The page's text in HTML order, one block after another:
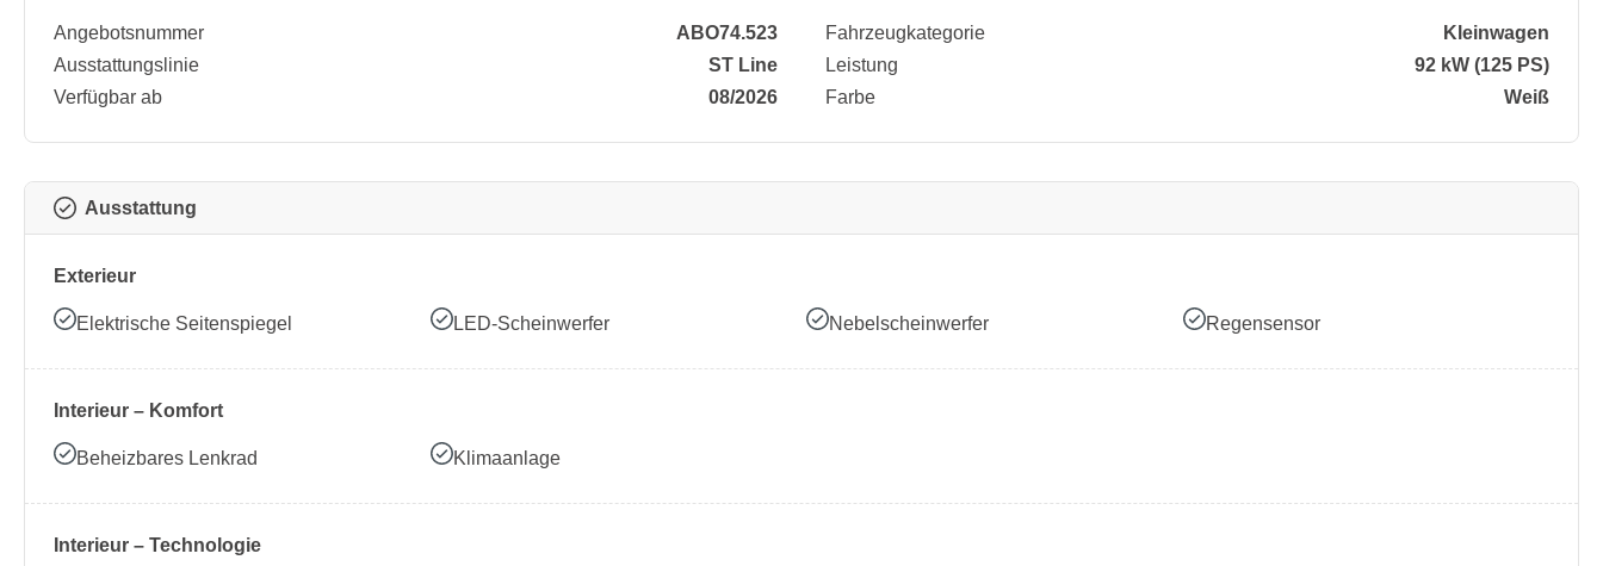
Angebotsnummer
ABO74.523
Ausstattungslinie
ST Line
Verfügbar ab
08/2026
Fahrzeugkategorie
Kleinwagen
Leistung
92 kW (125 PS)
Farbe
Weiß
Ausstattung
Exterieur
Elektrische Seitenspiegel LED-Scheinwerfer Nebelscheinwerfer Regensensor
Interieur – Komfort
Beheizbares Lenkrad Klimaanlage
Interieur – Technologie